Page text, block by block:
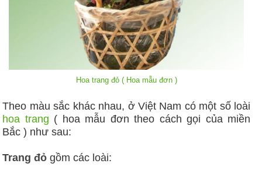
Hoa trang đỏ( Hoa mẫu đơn )
Theo màu sắc khác nhau, ở Việt Nam có một số loài
hoa trang ( hoa mẫu đơn theo cách gọi của miền
Bắc ) như sau:
Trang đỏ gồm các loài: